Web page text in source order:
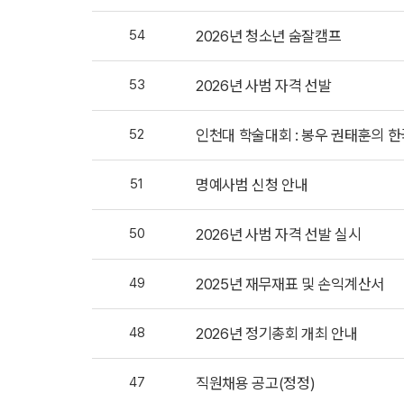
54 2026년 청소년 숨잘캠프
53 2026년 사범 자격 선발
52 인천대 학술대회 : 봉우 권태훈의
51 명예사범 신청 안내
50 2026년 사범 자격 선발 실시
49 2025년 재무재표 및 손익계산서
48 2026년 정기총회 개최 안내
47 직원채용 공고(정정)